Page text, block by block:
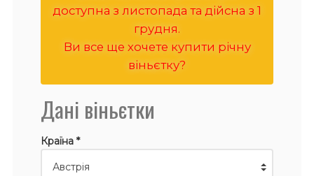
доступна з листопада та дійсна з 1
грудня.
Ви все ще хочете купити річну
віньєтку?
Дані віньєтки
Країна *